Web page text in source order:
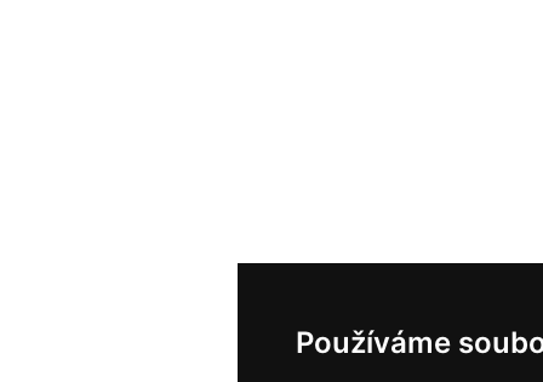
Používáme